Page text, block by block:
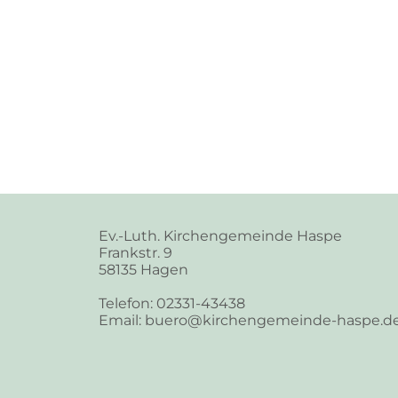
Ev.-Luth. Kirchengemeinde Haspe
Frankstr. 9
58135 Hagen
Telefon: 02331-43438
Email: buero@kirchengemeinde-